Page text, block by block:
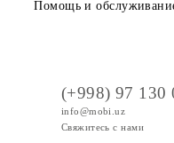
Вакансии
Акции
Интернет